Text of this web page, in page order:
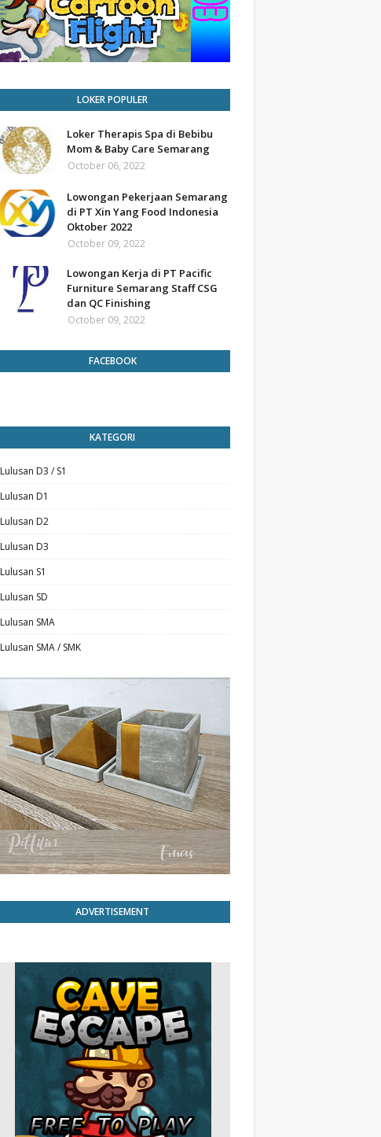
LOKER POPULER
Loker Therapis Spa di Bebibu
Mom & Baby Care Semarang
October 06, 2022
Lowongan Pekerjaan Semarang
di PT Xin Yang Food Indonesia
Oktober 2022
October 09, 2022
Lowongan Kerja di PT Pacific
Furniture Semarang Staff CSG
dan QC Finishing
October 09, 2022
FACEBOOK
KATEGORI
Lulusan D3 / S1
Lulusan D1
Lulusan D2
Lulusan D3
Lulusan S1
Lulusan SD
Lulusan SMA
Lulusan SMA / SMK
ADVERTISEMENT